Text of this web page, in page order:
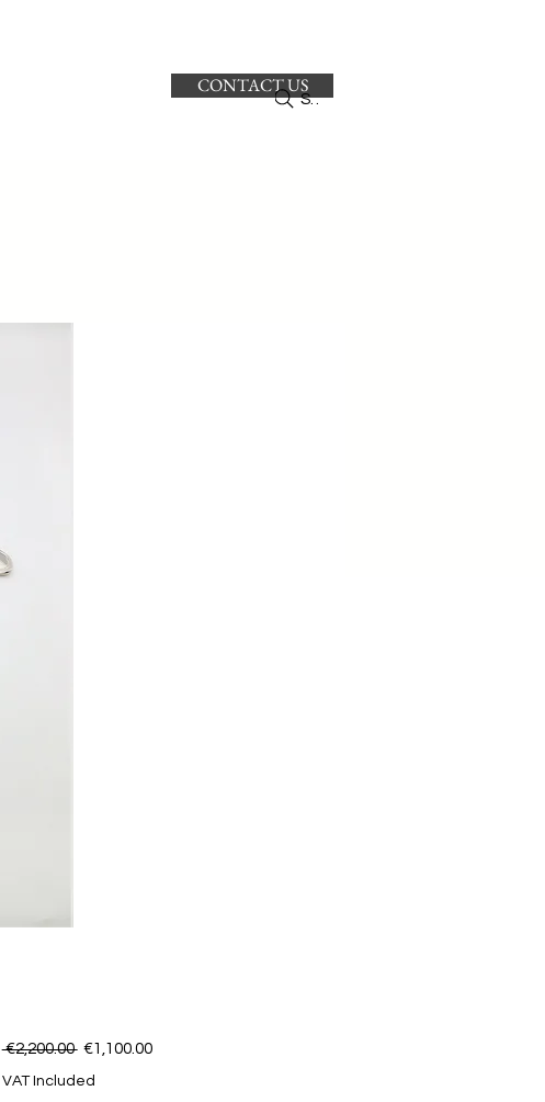
CONTACT US
Search
€2,200.00 Regular Price
€1,100.00Sale Price
VAT Included